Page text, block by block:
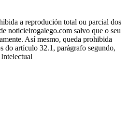
a reprodución total ou parcial dos
noticieirogalego.com salvo que o seu
Así mesmo, queda prohibida
do artículo 32.1, parágrafo segundo,